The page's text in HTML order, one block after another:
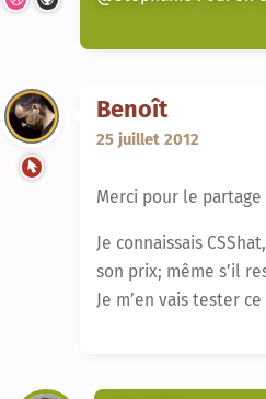
Benoît
25 juillet 2012
Merci pour le partage
Je connaissais
son prix; même s’il
Je m’en vais tester